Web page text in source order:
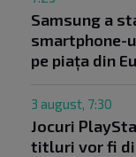
Samsung a
smartphone-
pe piața din
3 august, 7:30
Jocuri
titluri vor fi